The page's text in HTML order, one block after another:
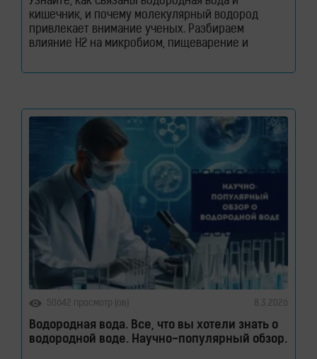
кишечник, и почему молекулярный водород
привлекает внимание ученых. Разбираем
влияние H2 на микробиом, пищеварение и
вода влияет на кишечник и микробиом. Кишечник
ученые рассматривают его как одну из
важнейших систем организма. Именно здесь
50642 просмотр (ов) 8.3.2026
Водородная вода. Все, что вы хотели знать о
водородной воде. Научно-популярный обзор.